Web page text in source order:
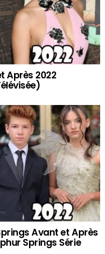
Après 2022
Avant et Après
Springs Série